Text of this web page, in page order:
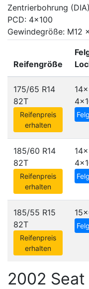
Zentrierbohrung
PCD: 4x100
Gewindegröße: M12
Reifengröße
175/65 R14
82T
Reifenpreis
erhalten
185/60 R14
82T
Reifenpreis
erhalten
185/55 R15
82T
Reifenpreis
erhalten
2002 Seat